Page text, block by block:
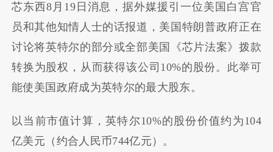
芯东西8月19日消息，据外媒援引一位美国白宫官
员和其他知情人士的话报道，美国特朗普政府正在
讨论将英特尔的部分或全部美国《芯片法案》拨款
转换为股权，从而获得该公司10%的股份。 此举可
能使美国政府成为英特尔的最大股东。
以当前市值计算，英特尔10%的股份价值约为104
亿美元（约合人民币744亿元）。